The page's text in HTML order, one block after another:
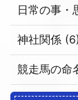
日常の事・
神社関係 (6)
競走馬の命